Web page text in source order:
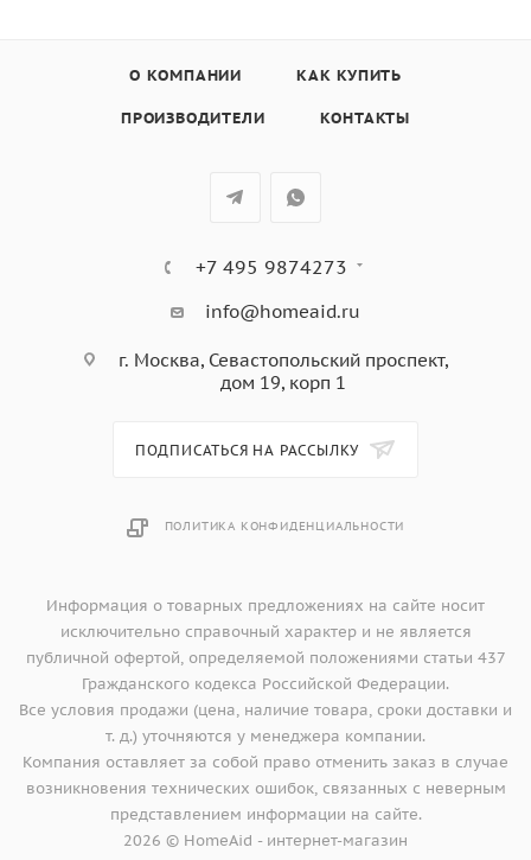
О КОМПАНИИ КАК КУПИТЬ
ПРОИЗВОДИТЕЛИ КОНТАКТЫ
+7 495 9874273
info@homeaid.ru
г. Москва, Севастопольский проспект,
дом 19, корп 1
ПОДПИСАТЬСЯ НА РАССЫЛКУ
ПОЛИТИКА КОНФИДЕНЦИАЛЬНОСТИ
Информация о товарных предложениях на сайте носит
исключительно справочный характер и не является
публичной офертой, определяемой положениями статьи 437
Гражданского кодекса Российской Федерации.
Все условия продажи (цена, наличие товара, сроки доставки и
т. д.) уточняются у менеджера компании.
Компания оставляет за собой право отменить заказ в случае
возникновения технических ошибок, связанных с неверным
представлением информации на сайте.
2026 © HomeAid - интернет-магазин